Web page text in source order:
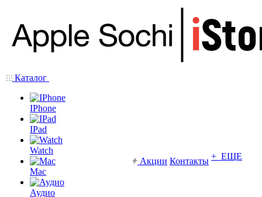
Каталог
IPhone
IPad
Watch
Mac
Аудио
Акции Контакты + ЕЩЕ